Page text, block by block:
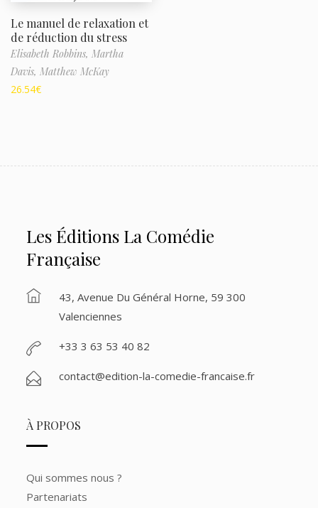
Le manuel de relaxation et
de réduction du stress
Elisabeth Robbins, Martha
Davis, Matthew McKay
26.54€
Les Éditions La Comédie
Française
43, Avenue Du Général Horne, 59 300
Valenciennes
+33 3 63 53 40 82
contact@edition-la-comedie-francaise.fr
À PROPOS
Qui sommes nous ?
Partenariats